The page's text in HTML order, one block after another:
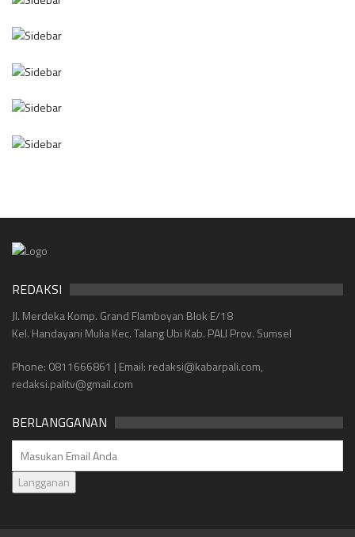
REDAKSI
Jl. Merdeka Komp. Grand Flamboyan Blok E/18
Kel. Handayani Mulia Kec. Talang Ubi Kab. PALI Prov. Sumsel
Phone: 0811666861 | Email: redaksi@kabarpali.com,
redaksi.palitv@gmail.com
BERLANGGANAN
Langganan